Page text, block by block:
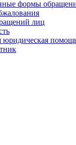
формы
лиц
юридическая